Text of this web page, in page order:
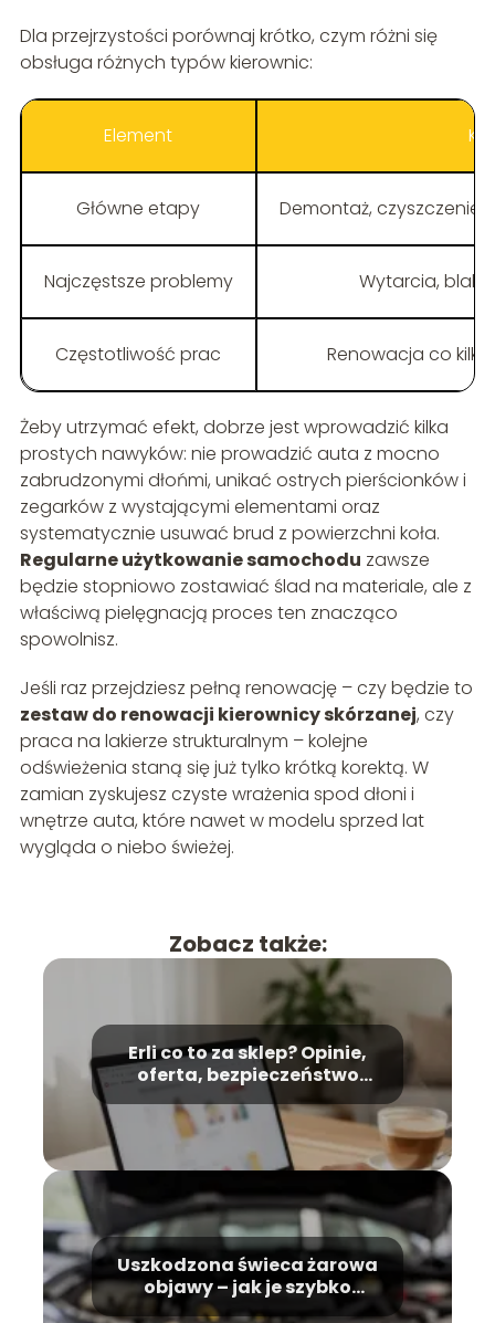
Dla przejrzystości porównaj krótko, czym różni się
obsługa różnych typów kierownic:
Element
Główne etapy Demontaż, czyszczenie,
Najczęstsze problemy Wytarcia,
Częstotliwość prac Renowacja co
Żeby utrzymać efekt, dobrze jest wprowadzić kilka
prostych nawyków: nie prowadzić auta z mocno
zabrudzonymi dłońmi, unikać ostrych pierścionków i
zegarków z wystającymi elementami oraz
systematycznie usuwać brud z powierzchni koła.
Regularne użytkowanie samochodu zawsze
będzie stopniowo zostawiać ślad na materiale, ale z
właściwą pielęgnacją proces ten znacząco
spowolnisz.
Jeśli raz przejdziesz pełną renowację – czy będzie to
zestaw do renowacji kierownicy skórzanej, czy
praca na lakierze strukturalnym – kolejne
odświeżenia staną się już tylko krótką korektą. W
zamian zyskujesz czyste wrażenia spod dłoni i
wnętrze auta, które nawet w modelu sprzed lat
wygląda o niebo świeżej.
Zobacz także:
Erli co to za sklep? Opinie,
oferta, bezpieczeństwo
zakupów
Uszkodzona świeca żarowa
objawy – jak je szybko
rozpoznać?